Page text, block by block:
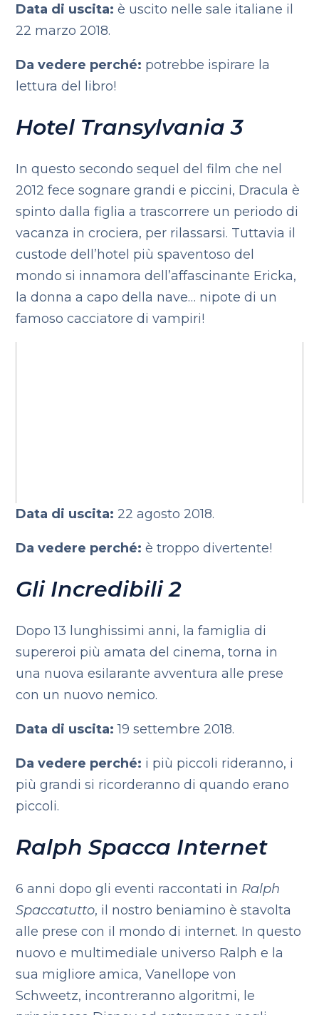
Data di uscita:è uscito nelle sale italiane il
22 marzo 2018.
Da vedere perché: potrebbe ispirare la
lettura del libro!
Hotel Transylvania 3
In questo secondo sequel del film che nel
2012 fece sognare grandi e piccini, Dracula è
spinto dalla figlia a trascorrere un periodo di
vacanza in crociera, per rilassarsi. Tuttavia il
custode dell’hotel più spaventoso del
mondo si innamora dell’affascinante Ericka,
la donna a capo della nave… nipote di un
famoso cacciatore di vampiri!
Data di uscita: 22 agosto 2018.
Da vedere perché: è troppo divertente!
Gli Incredibili 2
Dopo 13 lunghissimi anni, la famiglia di
supereroi più amata del cinema, torna in
una nuova esilarante avventura alle prese
con un nuovo nemico.
Data di uscita: 19 settembre 2018.
Da vedere perché: i più piccoli rideranno, i
più grandi si ricorderanno di quando erano
piccoli.
Ralph Spacca Internet
6 anni dopo gli eventi raccontati in Ralph
Spaccatutto, il nostro beniamino è stavolta
alle prese con il mondo di internet. In questo
nuovo e multimediale universo Ralph e la
sua migliore amica, Vanellope von
Schweetz, incontreranno algoritmi, le